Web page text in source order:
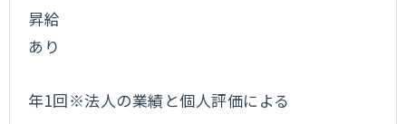
昇給
あり
年1回※法人の業績と個人評価による